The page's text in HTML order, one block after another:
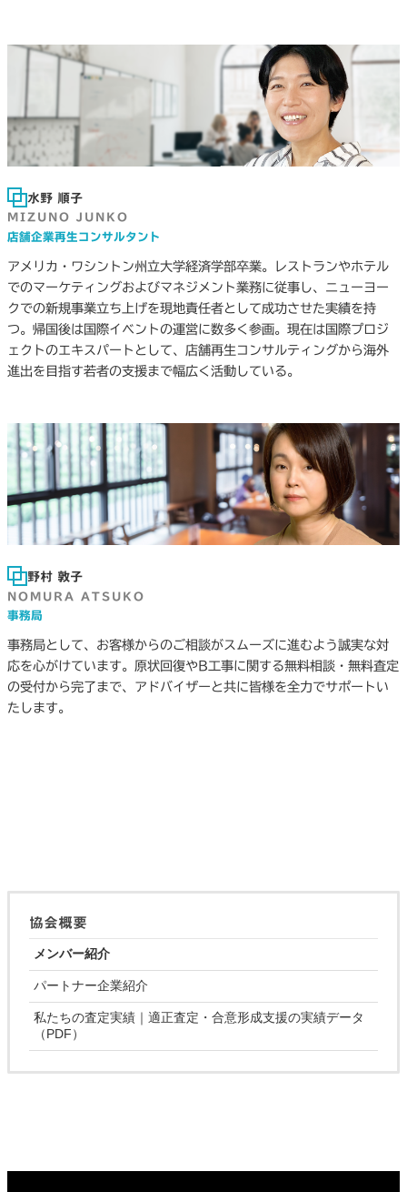
水野 順子
MIZUNO JUNKO
店舗企業再生コンサルタント
アメリカ・ワシントン州立大学経済学部卒業。レストランやホテル
でのマーケティングおよびマネジメント業務に従事し、ニューヨー
クでの新規事業立ち上げを現地責任者として成功させた実績を持
つ。帰国後は国際イベントの運営に数多く参画。現在は国際プロジ
ェクトのエキスパートとして、店舗再生コンサルティングから海外
進出を目指す若者の支援まで幅広く活動している。
野村 敦子
NOMURA ATSUKO
事務局
事務局として、お客様からのご相談がスムーズに進むよう誠実な対
応を心がけています。原状回復やB工事に関する無料相談・無料査定
の受付から完了まで、アドバイザーと共に皆様を全力でサポートい
たします。
協会概要
メンバー紹介
パートナー企業紹介
私たちの査定実績｜適正査定・合意形成支援の実績データ
（PDF）